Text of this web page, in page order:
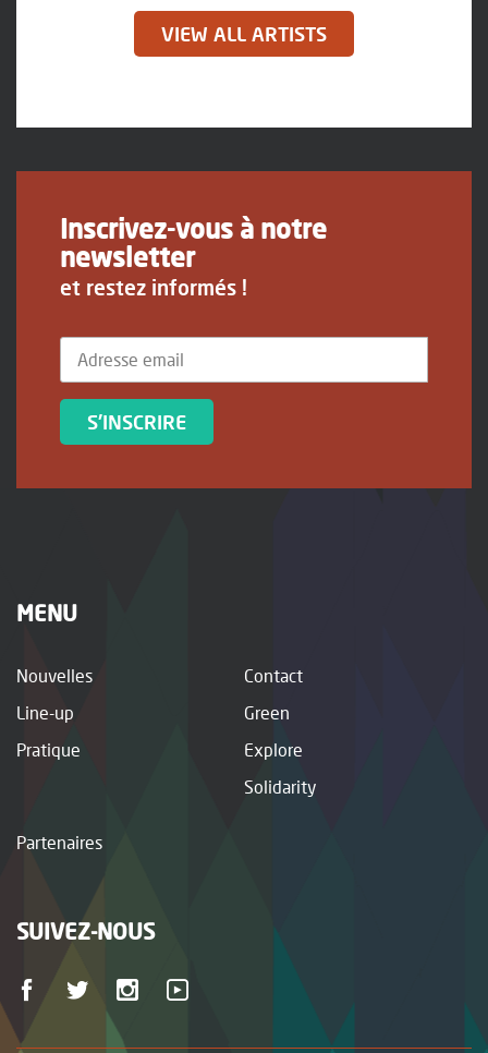
VIEW ALL ARTISTS
Inscrivez-vous à notre
newsletter
et restez informés !
S'INSCRIRE
MENU
Nouvelles
Line-up
Pratique
Contact
Green
Explore
Solidarity
Partenaires
SUIVEZ-NOUS